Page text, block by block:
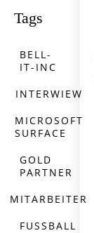
Tags
BELL-
IT-INC
INTERWIEW
MICROSOFT
SURFACE
GOLD
PARTNER
MITARBEITER
FUSSBALL